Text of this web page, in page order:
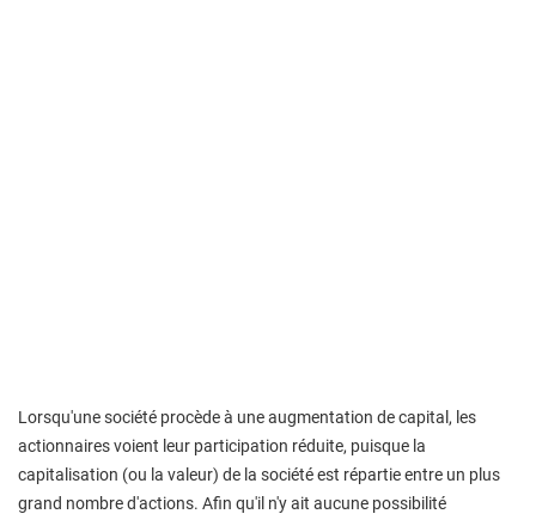
Lorsqu'une société procède à une augmentation de capital, les
actionnaires voient leur participation réduite, puisque la
capitalisation (ou la valeur) de la société est répartie entre un plus
grand nombre d'actions. Afin qu'il n'y ait aucune possibilité